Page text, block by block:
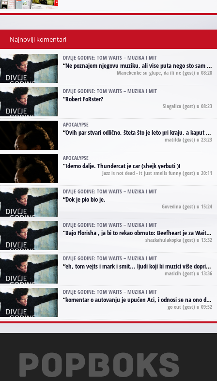
Najnoviji komentari
DIVLJE GODINE: TOM WAITS – MUZIKA I MIT
“Ne poznajem njegovu muziku, ali vise puta nego sto sam to zazeleo gledao sam njegove umjetnicke slike na raznim stranama interneta. Te stoga zakljucujem da je Tom Waits Lady Gaga muzike namrstenih, ma
Manekenke su glupe, da ili ne (gost) u 08:28
DIVLJE GODINE: TOM WAITS – MUZIKA I MIT
“Robert FoRster?
Slagalica (gost) u 08:23
APOCALYPSE
“Ovih par stvari odlično, šteta što je leto pri kraju, a kaput koji te vervoatno podseća na pirotski ćilim je iz tradicije Navaho indijanaca ;)
matilda (gost) u 23:23
APOCALYPSE
“Idemo dalje. Thundercat je car (shejk yerbuti )!
Jazz is not dead - it just smells funny (gost) u 20:11
DIVLJE GODINE: TOM WAITS – MUZIKA I MIT
“Dok je pio bio je.
Govedina (gost) u 15:24
DIVLJE GODINE: TOM WAITS – MUZIKA I MIT
“Bajo Florisha , ja bi to rekao obrnuto: Beefheart je za Waitsa, isto sto i Hendrix za Lenny Kravitza
shazkahulakopka (gost) u 13:32
DIVLJE GODINE: TOM WAITS – MUZIKA I MIT
“eh, tom vejts i mark i smit... ljudi koji bi muzici više doprineli da su radili kao vozači tramvaja u gsp-u.
maslcih (gost) u 13:36
DIVLJE GODINE: TOM WAITS – MUZIKA I MIT
“komentar o autovanju je upućen Aci, i odnosi se na ono drugo autovanje...'senzualnost Waitsa' ;)
go out (gost) u 09:52